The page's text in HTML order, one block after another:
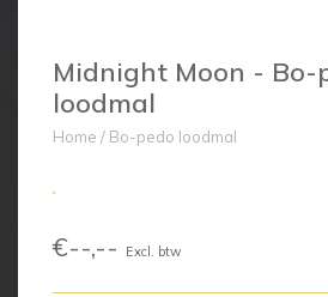
Midnight Moon - Bo-
loodmal
Home / Bo-pedo loodmal
€--,-- Excl. btw